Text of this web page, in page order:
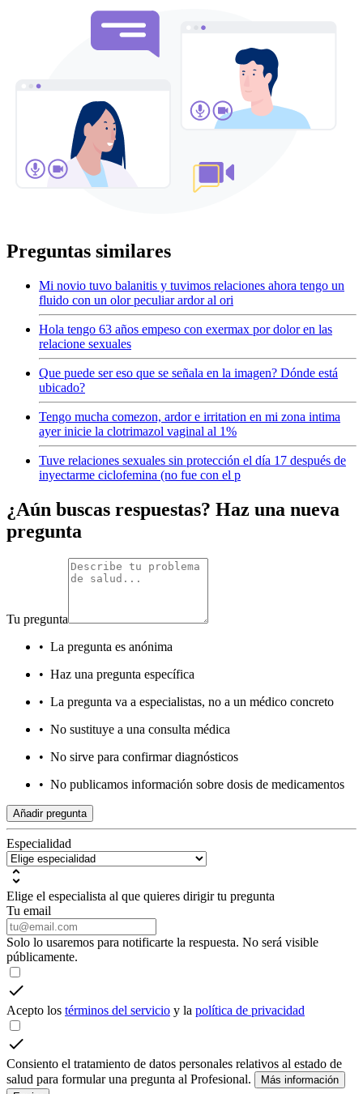
Preguntas similares
Mi novio tuvo balanitis y tuvimos relaciones ahora tengo un
fluido con un olor peculiar ardor al ori
Hola tengo 63 años empeso con exermax por dolor en las
relacione sexuales
Que puede ser eso que se señala en la imagen? Dónde está
ubicado?
Tengo mucha comezon, ardor e irritation en mi zona intima
ayer inicie la clotrimazol vaginal al 1%
Tuve relaciones sexuales sin protección el día 17 después de
inyectarme ciclofemina (no fue con el p
¿Aún buscas respuestas? Haz una nueva
pregunta
Tu pregunta
• La pregunta es anónima
• Haz una pregunta específica
• La pregunta va a especialistas, no a un médico concreto
• No sustituye a una consulta médica
• No sirve para confirmar diagnósticos
• No publicamos información sobre dosis de medicamentos
Añadir pregunta
Especialidad
Elige el especialista al que quieres dirigir tu pregunta
Tu email
Solo lo usaremos para notificarte la respuesta. No será visible
públicamente.
Acepto los términos del servicio y la política de privacidad
Consiento el tratamiento de datos personales relativos al estado de
salud para formular una pregunta al Profesional.
Más información